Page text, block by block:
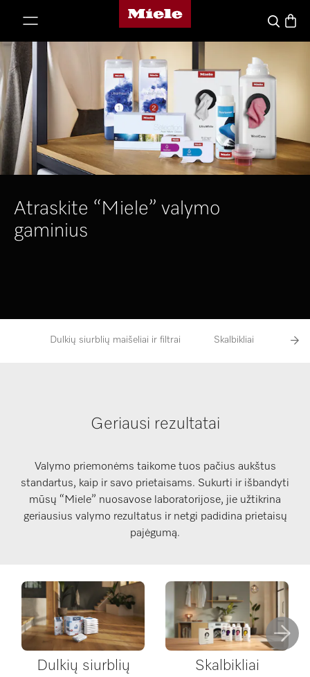
"Miele" pradžios tinklalapis
Paieška
Atraskite “Miele” valymo
gaminius
Dulkių siurblių maišeliai ir filtrai Skalbikliai Indų
Geriausi rezultatai
Valymo priemonėms taikome tuos pačius aukštus
standartus, kaip ir savo prietaisams. Sukurti ir išbandyti
mūsų “Miele” nuosavose laboratorijose, jie užtikrina
geriausius valymo rezultatus ir netgi padidina prietaisų
pajėgumą.
Dulkių siurblių
Skalbikliai